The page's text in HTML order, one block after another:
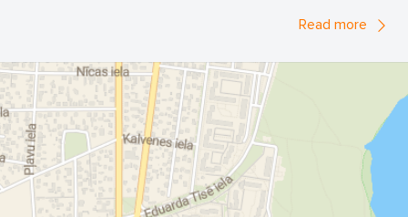
Read more